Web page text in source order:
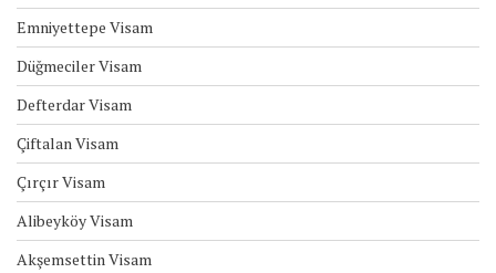
Emniyettepe Visam
Düğmeciler Visam
Defterdar Visam
Çiftalan Visam
Çırçır Visam
Alibeyköy Visam
Akşemsettin Visam